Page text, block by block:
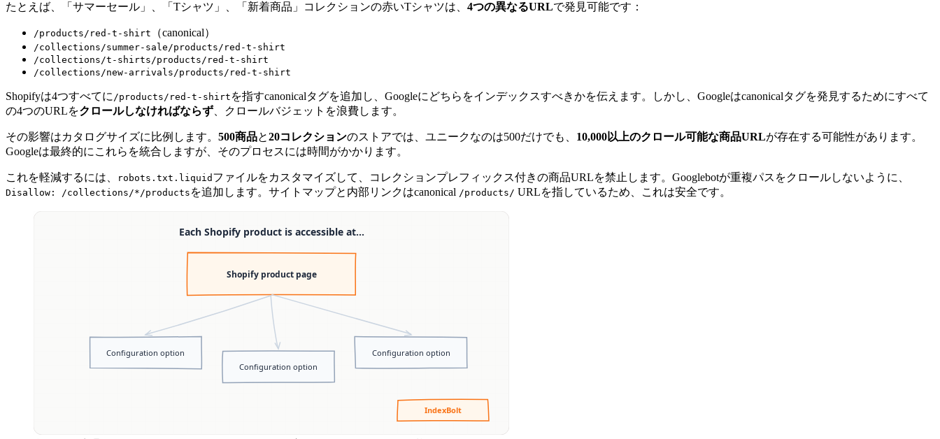
たとえば、「サマーセール」、「Tシャツ」、「新着商品」コレクションの赤いTシャツは、 4つの異なるURLで発見可能です：
/products/red-t-shirt （canonical）
/collections/summer-sale/products/red-t-shirt
/collections/t-shirts/products/red-t-shirt
/collections/new-arrivals/products/red-t-shirt
Shopifyは4つすべてに/products/red-t-shirt を指すcanonicalタグを追加し、Googleにどちらをインデックスすべきかを伝えます。しかし、Googleはcanonicalタグを発見するためにすべて
の4つのURLをクロールしなければならず、クロールバジェットを浪費します。
その影響はカタログサイズに比例します。 500商品と20コレクションのストアでは、ユニークなのは500だけでも、 10,000以上のクロール可能な商品URLが存在する可能性があります。
Googleは最終的にこれらを統合しますが、そのプロセスには時間がかかります。
これを軽減するには、 robots.txt.liquid ファイルをカスタマイズして、コレクションプレフィックス付きの商品URLを禁止します。Googlebotが重複パスをクロールしないように、
Disallow: /collections/*/products を追加します。サイトマップと内部リンクはcanonical /products/ URLを指しているため、これは安全です。